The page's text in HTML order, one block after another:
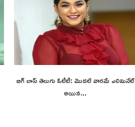
బిగ్ బాస్ తెలుగు ఓటీటీ: మొదటి వారమే ఎలిమినేట్
అయిన...